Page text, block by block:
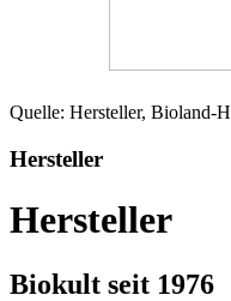
Quelle: Hersteller, Bioland-
Hersteller
Hersteller
Biokult seit 1976